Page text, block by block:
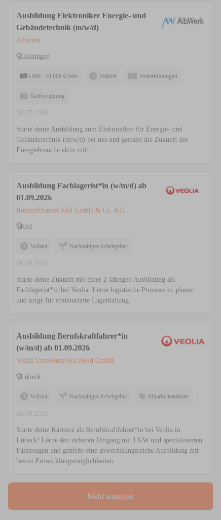
Ausbildung Elektroniker Energie- und
Gebäudetechnik (m/w/d)
Albwerk
Geislingen
5.400 - 18.000 €/Jahr Vollzeit Weiterbildungen
Tarifvergütung
28.07.2026
Starte deine Ausbildung zum Elektroniker für Energie- und
Gebäudetechnik (m/w/d) bei uns und gestalte die Zukunft der
Energiebranche aktiv mit!
Ausbildung Fachlagerist*in (w/m/d) ab
01.09.2026
Rohstoffhandel Kiel GmbH & Co. KG
Kiel
Vollzeit Nachhaltiger Arbeitgeber
06.08.2026
Starte deine Zukunft mit einer 2-jährigen Ausbildung als
Fachlagerist*in bei Veolia. Lerne logistische Prozesse zu planen
und sorge für strukturierte Lagerhaltung.
Ausbildung Berufskraftfahrer*in
(w/m/d) ab 01.09.2026
Veolia Umweltservice Nord GmbH
Lübeck
Vollzeit Nachhaltiger Arbeitgeber Mitarbeiterrabatte
06.08.2026
Starte deine Karriere als Berufskraftfahrer*in bei Veolia in
Lübeck! Lerne den sicheren Umgang mit LKW und spezialisierten
Fahrzeugen und genieße eine abwechslungsreiche Ausbildung mit
besten Entwicklungsmöglichkeiten.
Mehr anzeigen